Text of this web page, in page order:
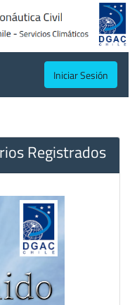
Iniciar Sesión
Registrados